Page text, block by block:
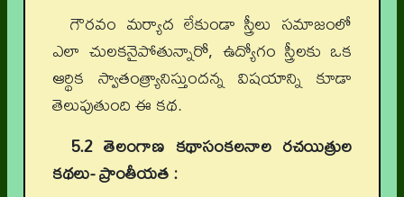
గౌరవం మర్యాద లేకుండా స్త్రీలు సమాజంలో
ఎలా చులకనైపోతున్నారో, ఉద్యోగం స్త్రీలకు ఒక
ఆర్థిక స్వాతంత్య్రానిస్తుందన్న విషయాన్ని కూడా
తెలుపుతుంది ఈ కథ.
5.2 తెలంగాణ కథాసంకలనాల రచయిత్రుల
కథలు- ప్రాంతీయత :